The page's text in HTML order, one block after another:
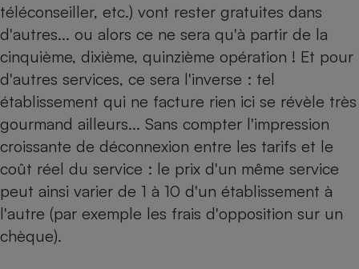
téléconseiller, etc.) vont rester gratuites dans
d'autres... ou alors ce ne sera qu'à partir de la
cinquième, dixième, quinzième opération ! Et pour
d'autres services, ce sera l'inverse : tel
établissement qui ne facture rien ici se révèle très
gourmand ailleurs... Sans compter l'impression
croissante de déconnexion entre les tarifs et le
coût réel du service : le prix d'un même service
peut ainsi varier de 1 à 10 d'un établissement à
l'autre (par exemple les frais d'opposition sur un
chèque).